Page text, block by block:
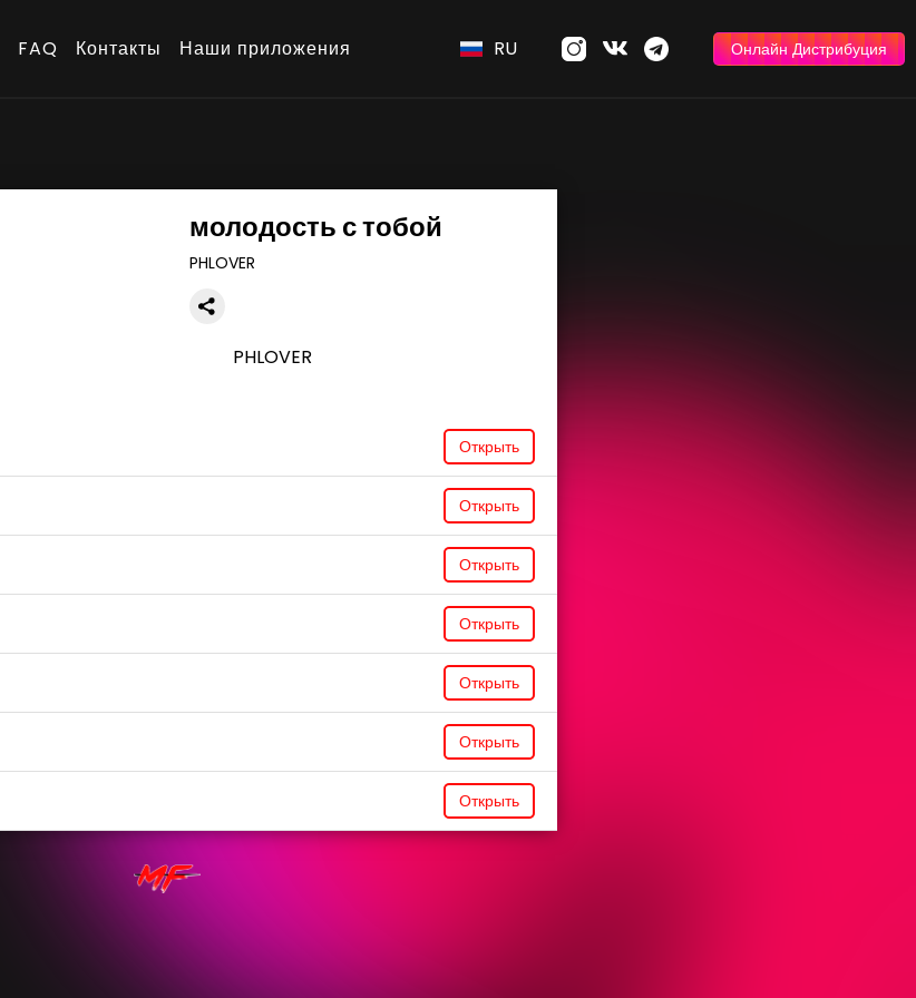
FAQ Контакты Наши приложения RU Онлайн Дистрибуция
молодость с тобой
PHLOVER
PHLOVER
Открыть
Открыть
Открыть
Открыть
Открыть
Открыть
Открыть